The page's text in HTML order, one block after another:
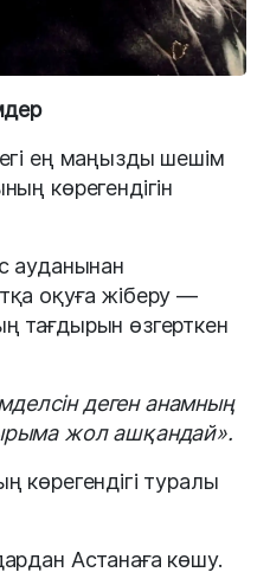
ең маңызды шешім
көрегендігін
ауданынан
оқуға жіберу —
тағдырын өзгерткен
деген анамның
жол ашқандай».
көрегендігі туралы
Астанаға көшу.